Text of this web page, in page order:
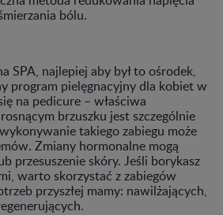
bólu.
SPA, najlepiej aby był to ośrodek,
program pielęgnacyjny dla kobiet w
na pedicure – właściwa
brzuszku jest szczególnie
takiego zabiegu może
Zmiany hormonalne mogą
przesuszenie skóry. Jeśli borykasz
warto skorzystać z zabiegów
przyszłej mamy: nawilżających,